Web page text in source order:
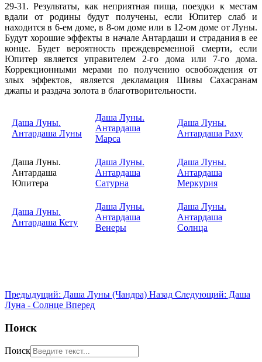
29-31. Результаты, как неприятная пища, поездки к местам
вдали от родины будут получены, если Юпитер слаб и
находится в 6-ем доме, в 8-ом доме или в 12-ом доме от Луны.
Будут хорошие эффекты в начале Антардаши и страдания в ее
конце. Будет вероятность преждевременной смерти, если
Юпитер является управителем 2-го дома или 7-го дома.
Коррекционными мерами по получению освобождения от
злых эффектов, является декламация Шивы Сахасранам
джапы и раздача золота в благотворительности.
Даша Луны.
Антардаша Луны
Даша Луны.
Антардаша
Марса
Даша Луны.
Антардаша Раху
Даша Луны.
Антардаша
Юпитера
Даша Луны.
Антардаша
Сатурна
Даша Луны.
Антардаша
Меркурия
Даша Луны.
Антардаша Кету
Даша Луны.
Антардаша
Венеры
Даша Луны.
Антардаша
Солнца
Предыдущий: Даша Луны (Чандра) Назад Следующий: Даша
Луна - Солнце Вперед
Поиск
Поиск